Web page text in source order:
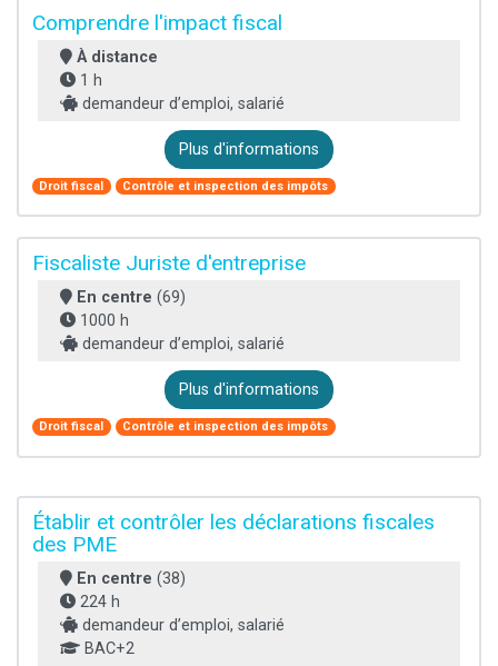
Comprendre l'impact fiscal
À distance
1 h
demandeur d’emploi, salarié
Plus d'informations
Droit fiscal Contrôle et inspection des impôts
Fiscaliste Juriste d'entreprise
En centre (69)
1000 h
demandeur d’emploi, salarié
Plus d'informations
Droit fiscal Contrôle et inspection des impôts
Établir et contrôler les déclarations fiscales
des PME
En centre (38)
224 h
demandeur d’emploi, salarié
BAC+2